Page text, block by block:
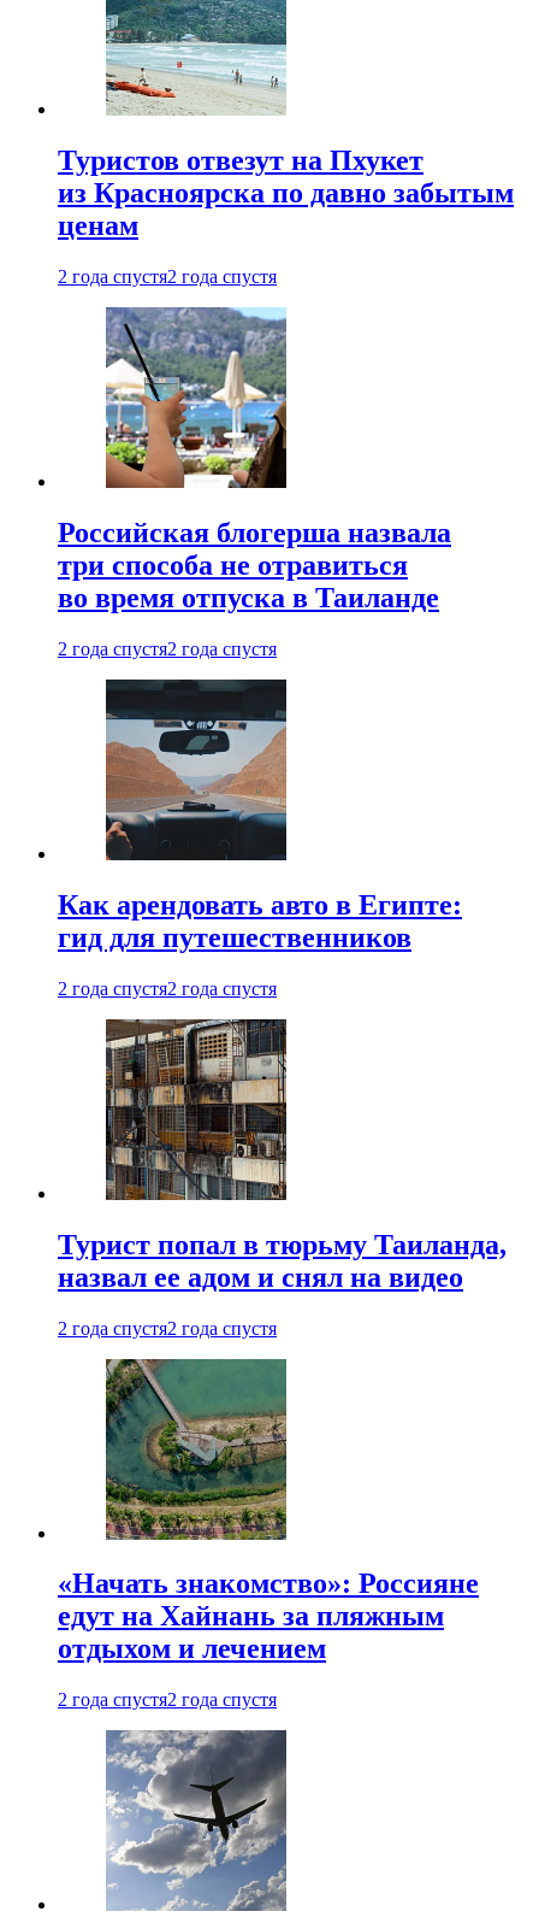
Туристов отвезут на Пхукет
из Красноярска по давно забытым
ценам
2 года спустя2 года спустя
Российская блогерша назвала
три способа не отравиться
во время отпуска в Таиланде
2 года спустя2 года спустя
Как арендовать авто в Египте:
гид для путешественников
2 года спустя2 года спустя
Турист попал в тюрьму Таиланда,
назвал ее адом и снял на видео
2 года спустя2 года спустя
«Начать знакомство»: Россияне
едут на Хайнань за пляжным
отдыхом и лечением
2 года спустя2 года спустя